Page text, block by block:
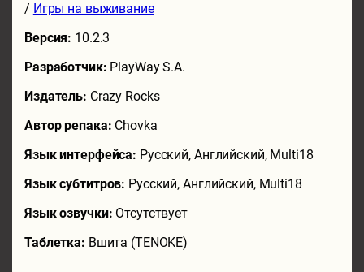
/ Игры на выживание
Версия: 10.2.3
Разработчик: PlayWay S.A.
Издатель: Crazy Rocks
Автор репака: Chovka
Язык интерфейса: Русский, Английский, Multi18
Язык субтитров: Русский, Английский, Multi18
Язык озвучки: Отсутствует
Таблетка: Вшита (TENOKE)